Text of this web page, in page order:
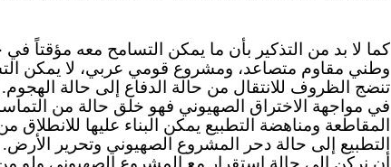
كما لا بد من التذكير بأن ما يمكن التسامح معه مؤقتاً
وطني مقاوم متصاعد، ومشروع قومي عربي، لا يمكن
تنضج الظروف للانتقال من حالة الدفاع إلى حالة الهجوم.
في مواجهة الاختراق الصهيوني فهو خلق حالة من
المقاطعة ومناهضة التطبيع يمكن البناء عليها للانطلاق
التطبيع إلى حالة دحر المشروع الصهيوني وتحرير الأرض.
أن نركن إلى حالة استقرار مع المشروع الصهيوني ولو